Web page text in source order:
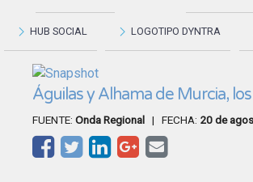
HUB SOCIAL LOGOTIPO DYNTRA
Águilas y Alhama de Murcia,
FUENTE: Onda Regional | FECHA: 20 de